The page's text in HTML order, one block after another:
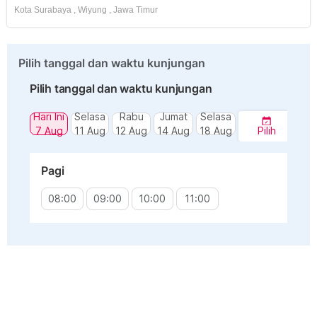
Kota Surabaya , Wiyung , Jawa Timur
Pilih tanggal dan waktu kunjungan
Pilih tanggal dan waktu kunjungan
Hari Ini
7 Aug
Selasa
11 Aug
Rabu
12 Aug
Jumat
14 Aug
Selasa
18 Aug
Pilih
Pagi
08:00 09:00 10:00 11:00